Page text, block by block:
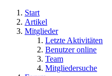
Start
Artikel
Mitglieder
Letzte Aktivitäten
Benutzer online
Team
Mitgliedersuche